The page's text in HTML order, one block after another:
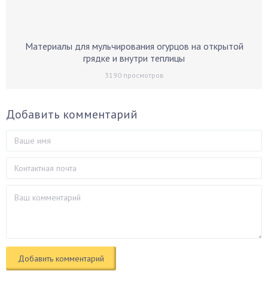
Материалы для мульчирования огурцов на открытой
грядке и внутри теплицы
3190просмотров
Добавить комментарий